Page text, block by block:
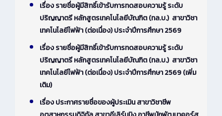
เรื่อง รายชื่อผู้มีสิทธิ์เข้ารับการทดสอบความรู้ ระดับ
ปริญญาตรี หลักสูตรเทคโนโลยีบัณฑิต (ทล.บ.) สาขาวิชา
เทคโนโลยีไฟฟ้า (ต่อเนื่อง) ประจำปีการศึกษา 2569
เรื่อง รายชื่อผู้มีสิทธิ์เข้ารับการทดสอบความรู้ ระดับ
ปริญญาตรี หลักสูตรเทคโนโลยีบัณฑิต (ทล.บ.) สาขาวิชา
เทคโนโลยีไฟฟ้า (ต่อเนื่อง) ประจำปีการศึกษา 2569 (เพิ่ม
เติม)
เรื่อง ประกาศรายชื่อของผู้ประเมิน สาขาวิชาชีพ